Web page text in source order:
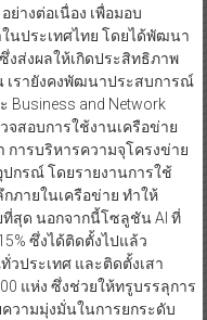
ย่างต่อเนื่อง เพื่อมอบ
นประเทศไทย โดยได้พัฒนา
ส่งผลให้เกิดประสิทธิภาพ
เรายังคงพัฒนาประสบการณ์
Business and Network
วจสอบการใช้งานเครือข่าย
การบริหารความจุโครงข่าย
กรณ์ โดยรายงานการใช้
ภายในเครือข่าย ทำให้
สุด นอกจากนี้โซลูชัน AI ที่
ซึ่งได้ติดตั้งไปแล้ว
ประเทศ และติดตั้งเสา
แห่ง ซึ่งช่วยให้ทรูบรรลุการ
วามมุ่งมั่นในการยกระดับ